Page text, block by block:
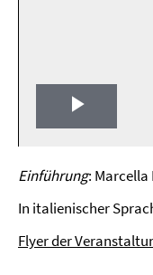
Play
Video
Einführung:
In italienischer
Flyer der